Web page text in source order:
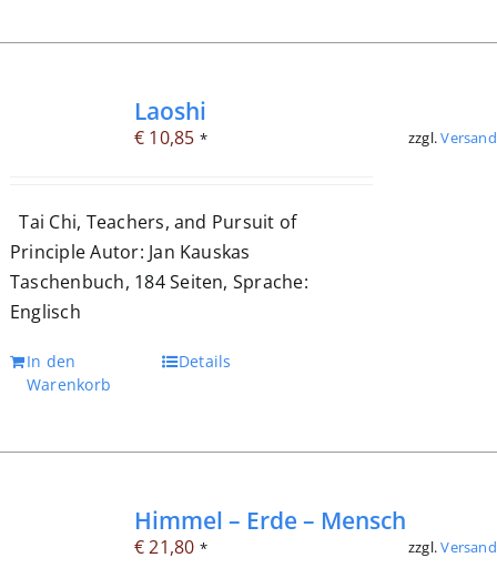
Laoshi
€ 10,85 * zzgl.Versand
Tai Chi, Teachers, and Pursuit of
Principle Autor: Jan Kauskas
Taschenbuch, 184 Seiten, Sprache:
Englisch
In den
Warenkorb
Details
Himmel – Erde – Mensch
€21,80 * zzgl.Versand